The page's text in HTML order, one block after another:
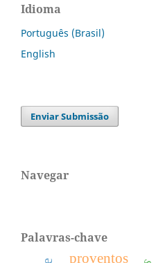
Idioma
Português (Brasil)
English
Enviar Submissão
Navegar
Palavras-chave
proventos